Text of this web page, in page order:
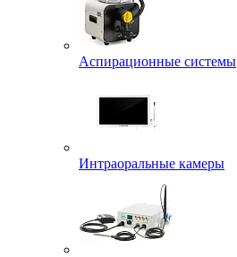
Аспирационные системы
Интраоральные камеры